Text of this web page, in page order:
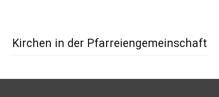
Kirchen in der Pfarreiengemeinschaft